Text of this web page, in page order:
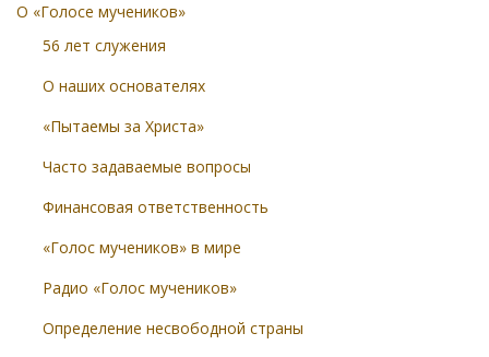
О «Голосе мучеников»
56 лет служения
О наших основателях
«Пытаемы за Христа»
Часто задаваемые вопросы
Финансовая ответственность
«Голос мучеников» в мире
Радио «Голос мучеников»
Определение несвободной страны